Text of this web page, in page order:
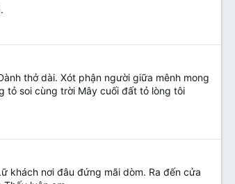
thở dài. Xót phận người giữa mênh mong
tỏ soi cùng trời Mây cuối đất tỏ lòng tôi
khách nơi đâu đứng mãi dòm. Ra đến cửa